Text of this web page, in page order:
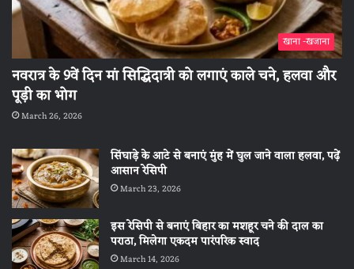
खाना -खजाना
नवरात्र के 9वें दिन मां सिद्धिदात्री को लगाएं काले चने, हलवा और
पूड़ी का भोग
March 26, 2026
सिंघाड़े के आटे से बनाएं मुंह में घुल जाने वाला हलवा, पढ़ें
आसान रेसिपी
March 23, 2026
इस रेसिपी से बनाएं बिहार का मशहूर चने की दाल का
पराठा, मिलेगा एकदम पारंपरिक स्वाद
March 14, 2026